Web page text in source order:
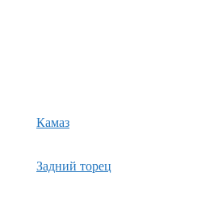
Камаз
Задний торец